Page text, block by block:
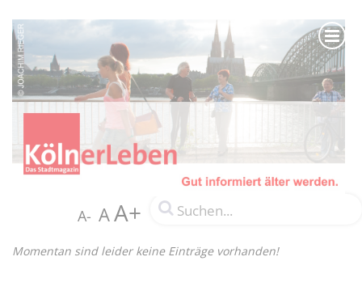
A- AA+
Momentan sind leider keine Einträge vorhanden!